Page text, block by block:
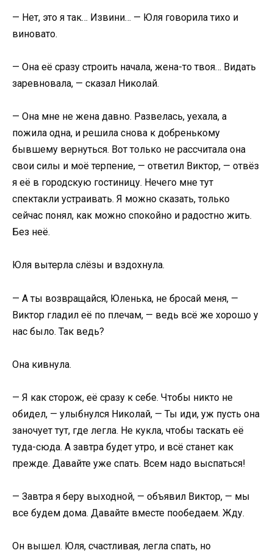
— Нет, это я так… Извини… — Юля говорила тихо и
виновато.
— Она её сразу строить начала, жена-то твоя… Видать
заревновала, — сказал Николай.
— Она мне не жена давно. Развелась, уехала, а
пожила одна, и решила снова к добренькому
бывшему вернуться. Вот только не рассчитала она
свои силы и моё терпение, — ответил Виктор, — отвёз
я её в городскую гостиницу. Нечего мне тут
спектакли устраивать. Я можно сказать, только
сейчас понял, как можно спокойно и радостно жить.
Без неё.
Юля вытерла слёзы и вздохнула.
— А ты возвращайся, Юленька, не бросай меня, —
Виктор гладил её по плечам, — ведь всё же хорошо у
нас было. Так ведь?
Она кивнула.
— Я как сторож, её сразу к себе. Чтобы никто не
обидел, — улыбнулся Николай, — Ты иди, уж пусть она
заночует тут, где легла. Не кукла, чтобы таскать её
туда-сюда. А завтра будет утро, и всё станет как
прежде. Давайте уже спать. Всем надо выспаться!
— Завтра я беру выходной, — объявил Виктор, — мы
все будем дома. Давайте вместе пообедаем. Жду.
Он вышел. Юля, счастливая, легла спать, но